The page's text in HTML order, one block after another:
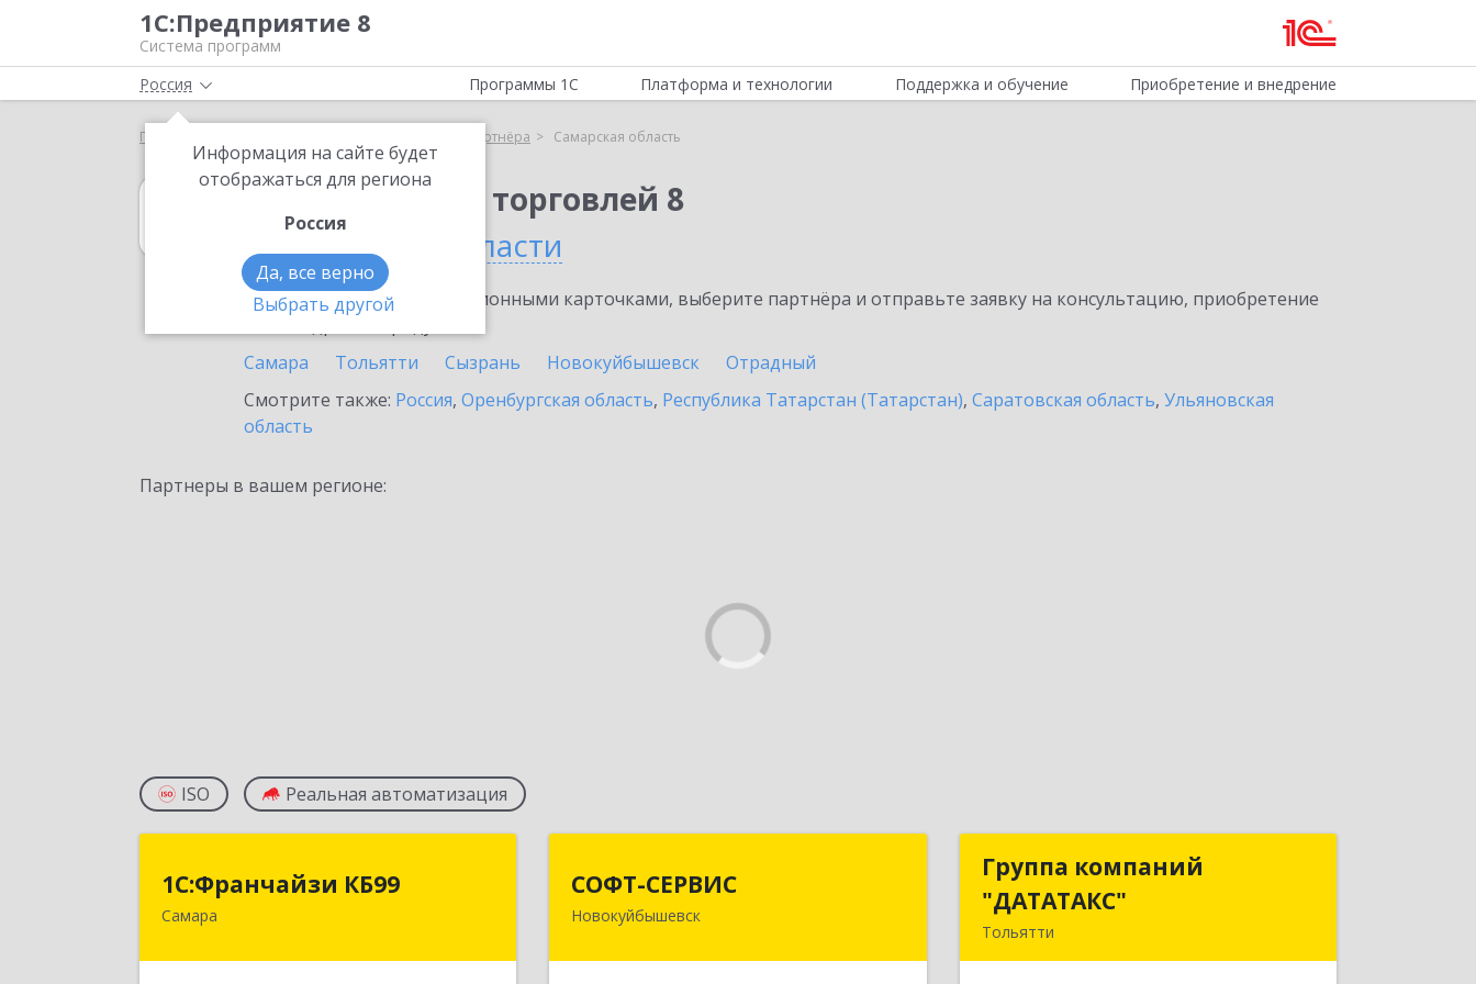
1С:Предприятие 8
Система программ
Россия
Информация на сайте будет
отображаться для региона
Россия
Да, все верно
Выбрать другой
Программы 1С Платформа и технологии Поддержка и обучение Приобретение и внедрение
Главная Выбор партнёра Самарская область
1С:Управление торговлей 8
в Самарской области
Ознакомьтесь с информационными карточками, выберите партнёра и отправьте заявку на консультацию, приобретение
Самара
Тольятти Сызрань Новокуйбышевск
Отрадный
Смотрите также: Россия, Оренбургская область, Республика Татарстан (Татарстан), Саратовская область, Ульяновская
область
Партнеры в вашем регионе:
ISO Реальная автоматизация
1С:Франчайзи КБ99
Самара
1С:Франчайзи КБ99
443011, Самарская обл, Самара г,
СОФТ-СЕРВИС
Новокуйбышевск
Группа компаний
"ДАТАТАКС"
Тольятти
Группа компаний